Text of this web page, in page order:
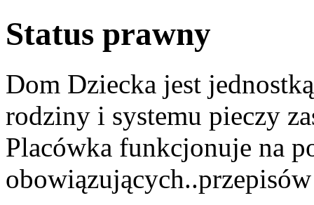
Status prawny
Dom Dziecka jest
rodziny i systemu pieczy
Placówka funkcjonuje na